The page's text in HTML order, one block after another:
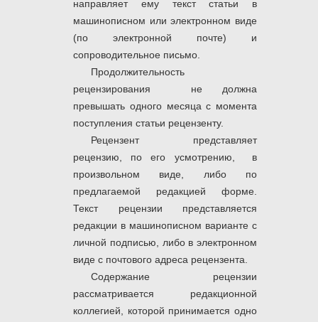
направляет ему текст статьи в
машинописном или электронном виде
(по электронной почте) и
сопроводительное письмо.
Продолжительность
рецензирования не должна
превышать одного месяца с момента
поступления статьи рецензенту.
Рецензент представляет
рецензию, по его усмотрению, в
произвольном виде, либо по
предлагаемой редакцией форме.
Текст рецензии представляется
редакции в машинописном варианте с
личной подписью, либо в электронном
виде с почтового адреса рецензента.
Содержание рецензии
рассматривается редакционной
коллегией, которой принимается одно